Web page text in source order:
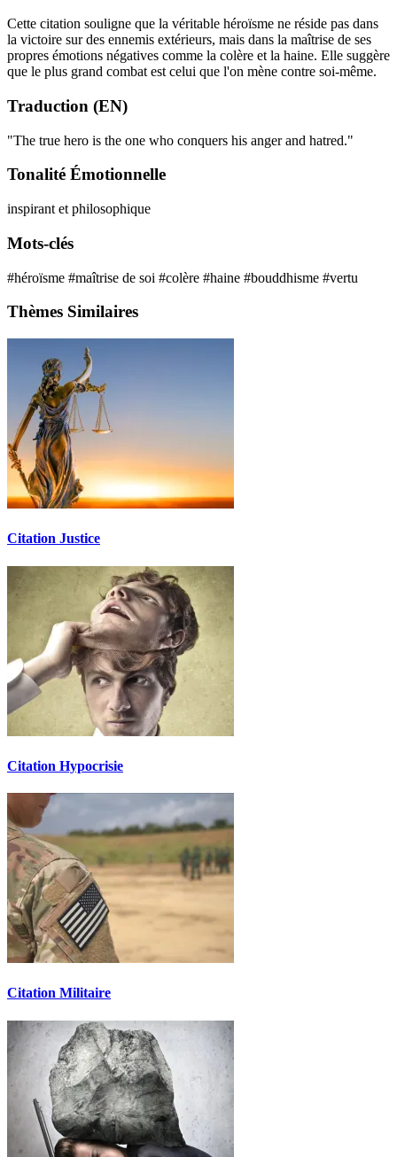
Cette citation souligne que la véritable héroïsme ne réside pas dans
la victoire sur des ennemis extérieurs, mais dans la maîtrise de ses
propres émotions négatives comme la colère et la haine. Elle suggère
que le plus grand combat est celui que l'on mène contre soi-même.
Traduction (EN)
"The true hero is the one who conquers his anger and hatred."
Tonalité Émotionnelle
inspirant et philosophique
Mots-clés
#héroïsme #maîtrise de soi #colère #haine #bouddhisme #vertu
Thèmes Similaires
Citation Justice
Citation Hypocrisie
Citation Militaire